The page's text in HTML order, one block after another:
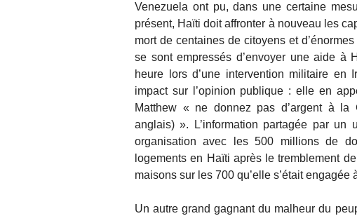
Venezuela ont pu, dans une certaine
présent, Haïti doit affronter à nouveau les
mort de centaines de citoyens et
se sont empressés d’envoyer une aide à
heure lors d’une intervention militaire en
impact sur l’opinion publique : elle en
Matthew « ne donnez pas d’argent à
anglais) ». L’information partagée par
organisation avec les 500 millions de
logements en Haïti après le tremblement
maisons sur les 700 qu’elle s’était engagée
Un autre grand gagnant du malheur du